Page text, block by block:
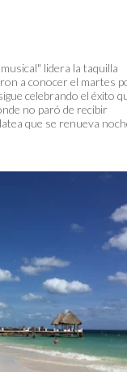
lidera la taquilla
a conocer el martes
celebrando el éxito
no paró de recibir
que se renueva